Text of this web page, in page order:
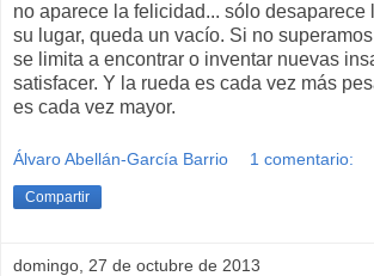
no aparece la felicidad... sólo desaparece
su lugar, queda un vacío. Si no
se limita a encontrar o inventar nuevas
satisfacer. Y la rueda es cada vez más
es cada vez mayor.
Álvaro Abellán-García Barrio 1 comentario:
Compartir
domingo, 27 de octubre de 2013